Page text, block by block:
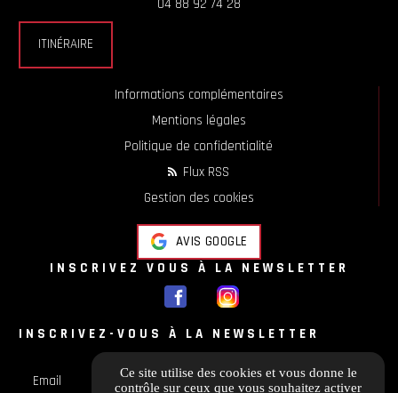
04 88 92 74 28
ITINÉRAIRE
Informations complémentaires
Mentions légales
Politique de confidentialité
Flux RSS
Gestion des cookies
AVIS GOOGLE
INSCRIVEZ VOUS À LA NEWSLETTER
INSCRIVEZ-VOUS À LA NEWSLETTER
Email
Ce site utilise des cookies et vous donne le
contrôle sur ceux que vous souhaitez activer